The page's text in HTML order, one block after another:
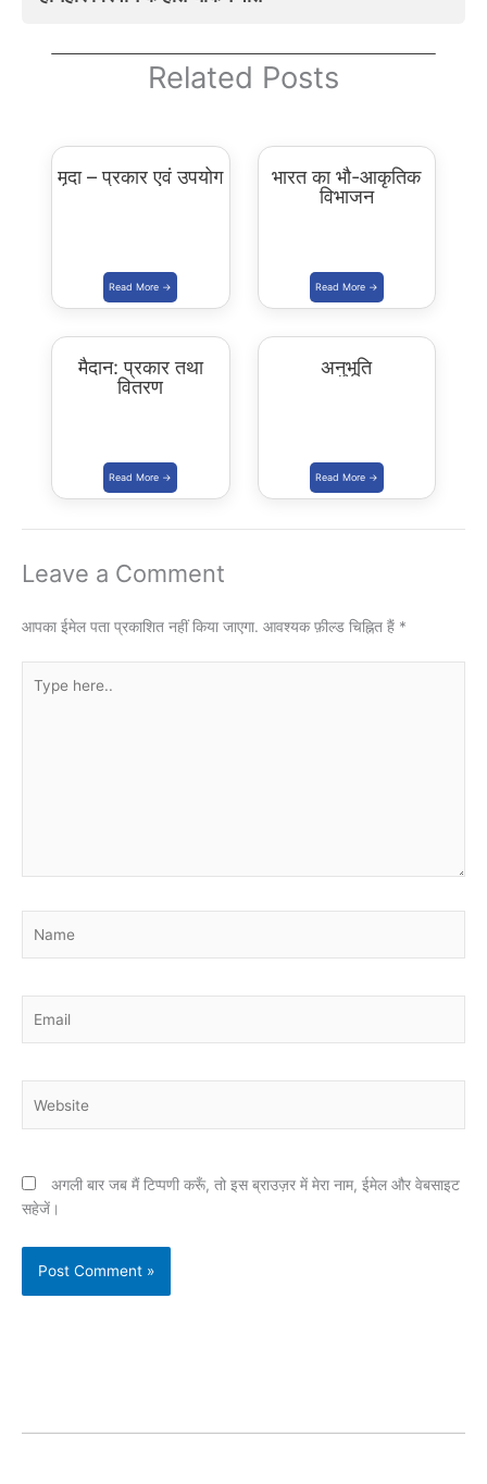
Related Posts
मृदा – प्रकार एवं उपयोग
भारत का भौ-आकृतिक
विभाजन
मैदान: प्रकार तथा
वितरण
अनुभूति
Leave a Comment
आपका ईमेल पता प्रकाशित नहीं किया जाएगा. आवश्यक फ़ील्ड चिह्नित हैं *
here..
अगली बार जब मैं टिप्पणी करूँ, तो इस ब्राउज़र में मेरा नाम, ईमेल और वेबसाइट
सहेजें।